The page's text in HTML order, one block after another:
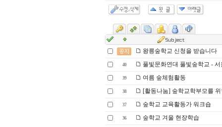
왕릉숲학교 신청을 받습니다
40 풀빛문화연대 풀빛숲학교 -
39 여름 숲체험활동
38 [활동나눔] 숲학교학부모를
37 숲학교 교육활동가 워크숍
36 숲학교 겨울 현장학습